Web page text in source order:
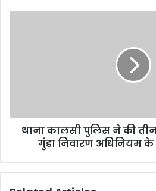
थाना कालसी पुलिस ने की
गुंडा निवारण अधिनियम के